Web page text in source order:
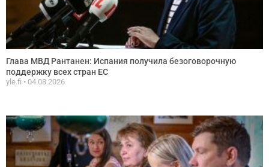
Глава МВД Рантанен: Испания получила безоговорочную
поддержку всех стран ЕС
yle.fi 04.08.2026